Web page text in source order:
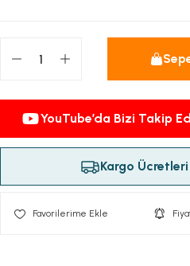
YouTube’da Bizi Takip
Kargo